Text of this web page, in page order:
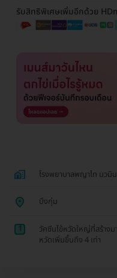
รับสิทธิพิเศษเพิ่มอีกด้วย
โรงพยาบาลพญาไท นวมิ
บึงกุ่ม
1
วัคซีนไข้หวัดใหญ่ที่สร้าง
หวัดเพิ่มขึ้นถึง 4 เท่า